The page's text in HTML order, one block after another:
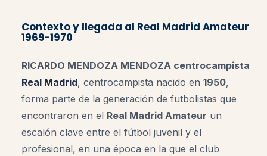
Contexto y llegada al Real Madrid Amateur
1969-1970
RICARDO MENDOZA MENDOZA centrocampista
Real Madrid, centrocampista nacido en 1950,
forma parte de la generación de futbolistas que
encontraron en el Real Madrid Amateur un
escalón clave entre el fútbol juvenil y el
profesional, en una época en la que el club